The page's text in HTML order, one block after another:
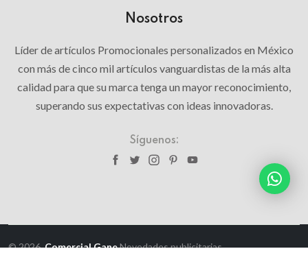
Nosotros
Líder de artículos Promocionales personalizados en México
con más de cinco mil artículos vanguardistas de la más alta
calidad para que su marca tenga un mayor reconocimiento,
superando sus expectativas con ideas innovadoras.
Síguenos:
© 2026,Comercial GaneNovedades publicitarias